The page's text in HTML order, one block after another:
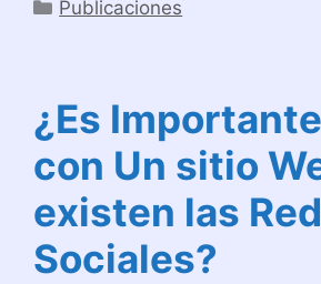
Publicaciones
¿Es
con Un sitio
existen las
Sociales?